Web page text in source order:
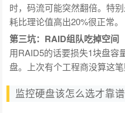
时，码流可能突然翻倍。特
耗比理论值高出20%很正常。
第三坑：RAID组队吃掉空间
用RAID5的话要损失1块盘容
盘。上次有个工程商没算这
监控硬盘该怎么选才靠谱